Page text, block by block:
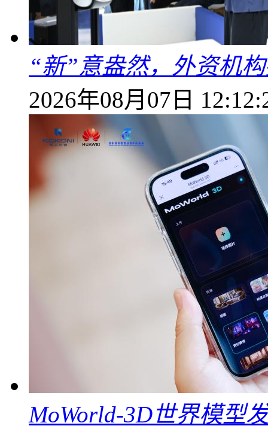
“新”意盎然，外资机
2026年08月07日
MoWorld-3D世界模型